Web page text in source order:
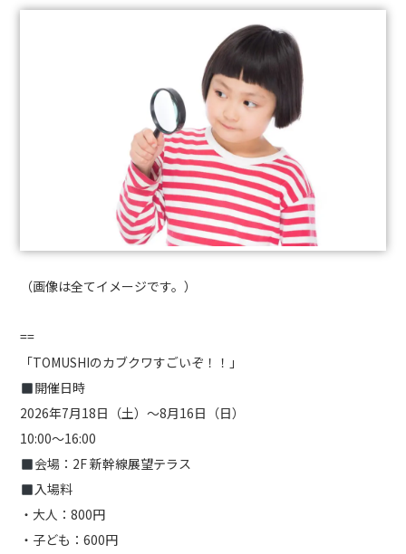
（画像は全てイメージです。）
==
「TOMUSHIのカブクワすごいぞ！！」
開催日時
2026年7月18日（土）～8月16日（日）
10:00～16:00
会場：2F 新幹線展望テラス
入場料
・大人：800円
・子ども：600円